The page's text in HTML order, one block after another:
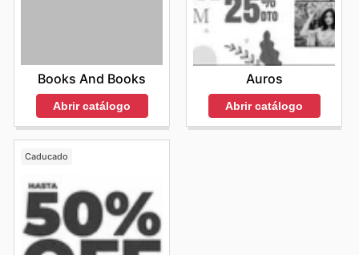
Books And Books
Abrir catálogo
Auros
Abrir catálogo
Caducado